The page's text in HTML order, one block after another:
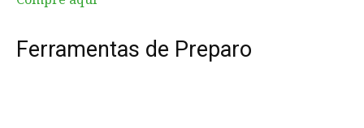
Ferramentas de Preparo